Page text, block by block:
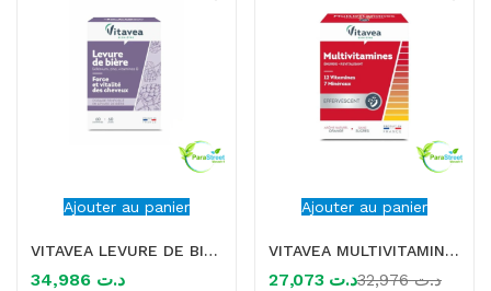
Ajouter au panier
VITAVEA LEVURE DE BIERE+SELENIUM+ZINC 60 COMPRIMES
د.ت
Ajouter au panier
VITAVEA MULTIVITAMINES 12 VITAMINES+7 OLIGO ELEMENTS EFFERVESCENT 24 COMPRIMES
د.ت 27,073 د.ت32,976